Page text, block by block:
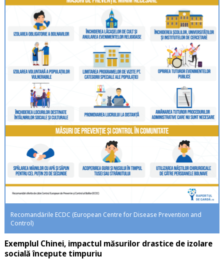
Recomandările ECDC (European Centre for Disease Prevention and
Control)
Exemplul Chinei, impactul măsurilor drastice de izolare
socială începute timpuriu